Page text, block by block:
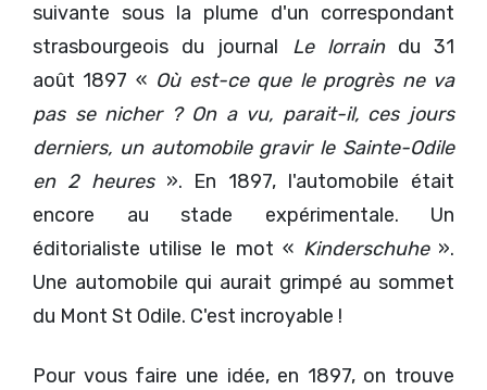
suivante sous la plume d'un correspondant
strasbourgeois du journal Le lorraindu 31
août 1897 « Où est-ce que le progrès ne va
pas se nicher ? On a vu, parait-il, ces jours
derniers, un automobile gravir le Sainte-Odile
en 2 heures ». En 1897, l'automobile était
encore au stade expérimentale. Un
éditorialiste utilise le mot « Kinderschuhe ».
Une automobile qui aurait grimpé au sommet
du Mont St Odile. C'est incroyable !
Pour vous faire une idée, en 1897, on trouve